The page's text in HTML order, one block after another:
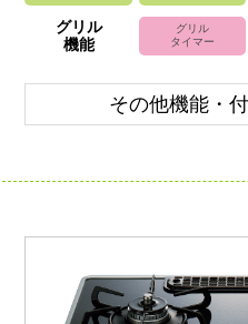
グリル
機能
グリル
タイマー
その他機能・